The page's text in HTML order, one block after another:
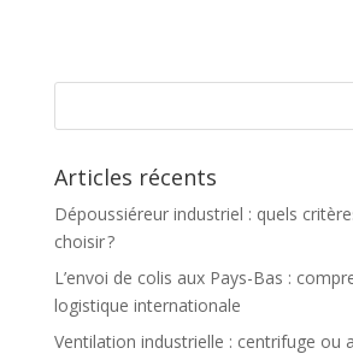
Articles récents
Dépoussiéreur industriel : quels
choisir ?
L’envoi de colis aux Pays-Bas :
logistique internationale
Ventilation industrielle : centrifuge ou